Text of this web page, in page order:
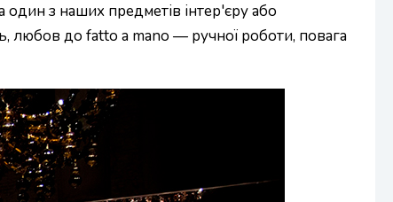
з наших предметів інтер'єру або
любов до fatto a mano — ручної роботи, повага